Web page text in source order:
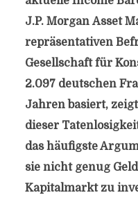
J.P. Morgan Asset
repräsentativen
Gesellschaft für
2.097 deutschen
Jahren basiert,
dieser
das häufigste
sie nicht genug
Kapitalmarkt zu